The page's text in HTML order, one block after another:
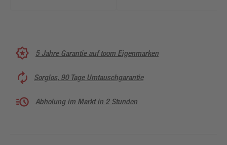
5 Jahre Garantie auf toom Eigenmarken
Sorglos, 90 Tage Umtauschgarantie
Abholung im Markt in 2 Stunden